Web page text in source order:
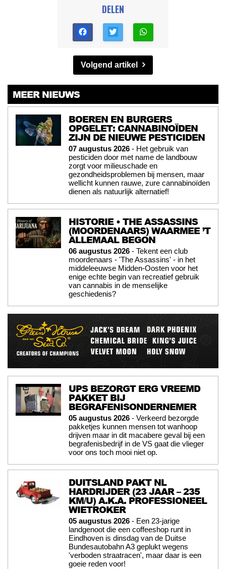
DELEN
Volgend artikel
MEER NIEUWS
BOEREN EN BURGERS
OPGELET: CANNABINOÏDEN
ZIJN DE NIEUWE PESTICIDEN
07 augustus 2026 - Het gebruik van
pesticiden door met name de landbouw
zorgt voor milieuschade en
gezondheidsproblemen bij mensen, maar
wellicht kunnen rauwe, zure cannabinoïden
dienen als natuurlijk alternatief!
HISTORIE • THE ASSASSINS
(MOORDENAARS) WAARMEE ’T
ALLEMAAL BEGON
06 augustus 2026 - Tekent een club
moordenaars - 'The Assassins' - in het
middeleeuwse Midden-Oosten voor het
enige echte begin van recreatief gebruik
van cannabis in de menselijke
geschiedenis?
UPS BEZORGT ERG VREEMD
PAKKET BIJ
BEGRAFENISONDERNEMER
05 augustus 2026 - Verkeerd bezorgde
pakketjes kunnen mensen tot wanhoop
drijven maar in dit macabere geval bij een
begrafenisbedrijf in de VS gaat die vlieger
voor ons toch mooi niet op.
DUITSLAND PAKT NL
HARDRIJDER (23 JAAR – 235
KM/U) A.K.A. PROFESSIONEEL
WIETROKER
05 augustus 2026 - Een 23-jarige
landgenoot die een coffeeshop runt in
Eindhoven is dinsdag van de Duitse
Bundesautobahn A3 geplukt wegens
'verboden straatracen', maar daar is een
goeie reden voor!